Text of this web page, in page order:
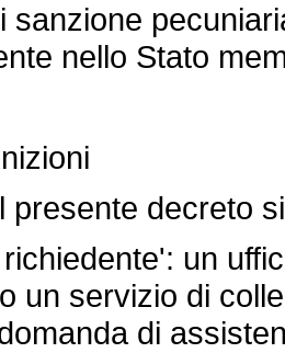
nello Stato
decreto
un
un servizio di
di